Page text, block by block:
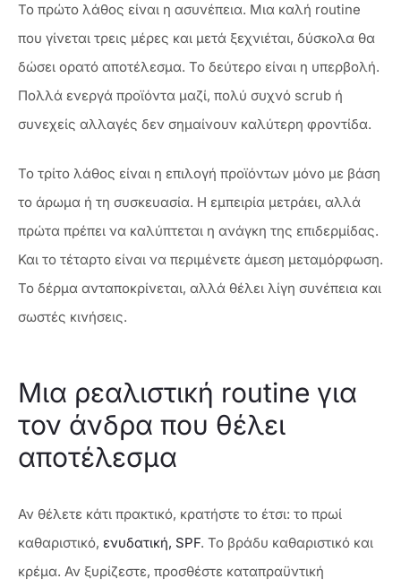
Το πρώτο λάθος είναι η ασυνέπεια. Μια καλή routine
που γίνεται τρεις μέρες και μετά ξεχνιέται, δύσκολα θα
δώσει ορατό αποτέλεσμα. Το δεύτερο είναι η υπερβολή.
Πολλά ενεργά προϊόντα μαζί, πολύ συχνό scrub ή
συνεχείς αλλαγές δεν σημαίνουν καλύτερη φροντίδα.
Το τρίτο λάθος είναι η επιλογή προϊόντων μόνο με βάση
το άρωμα ή τη συσκευασία. Η εμπειρία μετράει, αλλά
πρώτα πρέπει να καλύπτεται η ανάγκη της επιδερμίδας.
Και το τέταρτο είναι να περιμένετε άμεση μεταμόρφωση.
Το δέρμα ανταποκρίνεται, αλλά θέλει λίγη συνέπεια και
σωστές κινήσεις.
Μια ρεαλιστική routine για
τον άνδρα που θέλει
αποτέλεσμα
Αν θέλετε κάτι πρακτικό, κρατήστε το έτσι: το πρωί
καθαριστικό, ενυδατική, SPF. Το βράδυ καθαριστικό και
κρέμα. Αν ξυρίζεστε, προσθέστε καταπραϋντική